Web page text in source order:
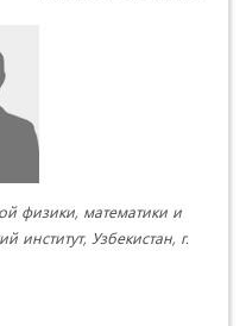
физики, математики и
институт, Узбекистан, г.